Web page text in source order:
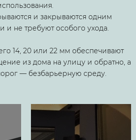
и закрываются одним
и не требуют особого ухода.
14, 20 или 22 мм обеспечивают
из дома на улицу и обратно, а
— безбарьерную среду.